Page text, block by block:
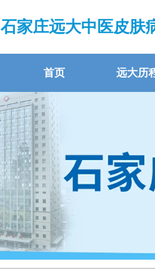
石家庄远大中医皮肤
首页 远大历